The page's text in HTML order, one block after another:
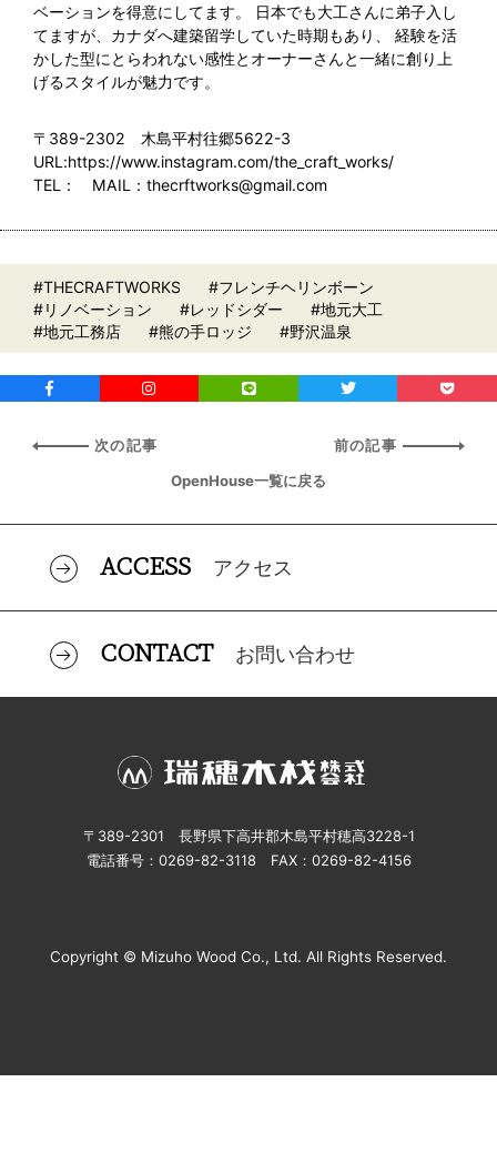
ベーションを得意にしてます。 日本でも大工さんに弟子入し
てますが、カナダへ建築留学していた時期もあり、 経験を活
かした型にとらわれない感性とオーナーさんと一緒に創り上
げるスタイルが魅力です。
〒389-2302 木島平村往郷5622-3
URL:https://www.instagram.com/the_craft_works/
TEL： MAIL：thecrftworks@gmail.com
#THECRAFTWORKS
#フレンチヘリンボーン
#リノベーション
#レッドシダー
#地元大工
#地元工務店
#熊の手ロッジ #野沢温泉
前の記事
次の記事
OpenHouse一覧に戻る
ACCESS アクセス
CONTACT お問い合わせ
〒389-2301 長野県下高井郡木島平村穂高3228-1
電話番号：0269-82-3118 FAX：0269-82-4156
Copyright © Mizuho Wood Co., Ltd. All Rights Reserved.